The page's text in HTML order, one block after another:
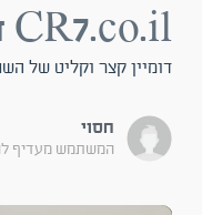
CR7.co.il דומיין למכירה.
דומיין קצר וקליט של
חסוי
המשתמש מעדיף